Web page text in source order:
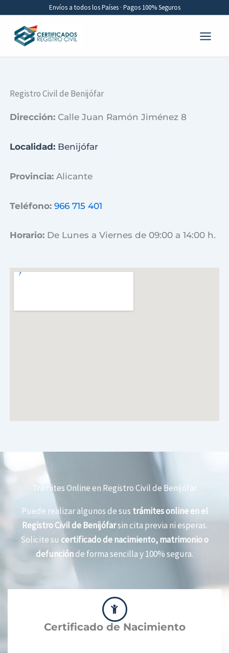
contenido
Envíos a todos los Países · Pagos 100% Seguros
Registro Civil de Benijófar
Dirección: Calle Juan Ramón Jiménez 8
Localidad: Benijófar
Provincia:Alicante
Teléfono: 966 715 401
Horario: De Lunes a Viernes de 09:00 a 14:00 h.
Trámites Online en Registro Civil de Benijófar
Puede realizar algunos de sus trámites online en el
Registro Civil de Benijófarsin cita previa ni esperas.
Solicite su certificado de nacimiento, matrimonio o
defunciónde forma sencilla y 100% segura.
Certificado de Nacimiento